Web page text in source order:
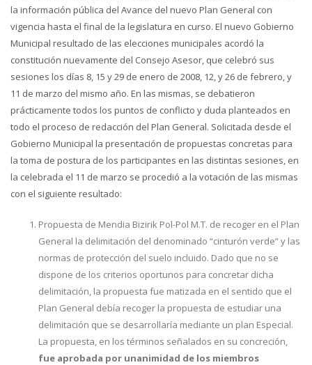
la información pública del Avance del nuevo Plan General con
vigencia hasta el final de la legislatura en curso. El nuevo Gobierno
Municipal resultado de las elecciones municipales acordó la
constitución nuevamente del Consejo Asesor, que celebró sus
sesiones los días 8, 15 y 29 de enero de 2008, 12, y 26 de febrero, y
11 de marzo del mismo año. En las mismas, se debatieron
prácticamente todos los puntos de conflicto y duda planteados en
todo el proceso de redacción del Plan General. Solicitada desde el
Gobierno Municipal la presentación de propuestas concretas para
la toma de postura de los participantes en las distintas sesiones, en
la celebrada el 11 de marzo se procedió a la votación de las mismas
con el siguiente resultado:
Propuesta de Mendia Bizirik Pol-Pol M.T. de recoger en el Plan
General la delimitación del denominado “cinturón verde” y las
normas de protección del suelo incluido. Dado que no se
dispone de los criterios oportunos para concretar dicha
delimitación, la propuesta fue matizada en el sentido que el
Plan General debía recoger la propuesta de estudiar una
delimitación que se desarrollaría mediante un plan Especial.
La propuesta, en los términos señalados en su concreción,
fue aprobada por unanimidad de los miembros